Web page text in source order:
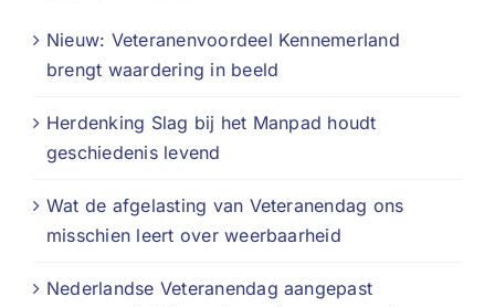
Nieuw: Veteranenvoordeel Kennemerland
brengt waardering in beeld
Herdenking Slag bij het Manpad houdt
geschiedenis levend
Wat de afgelasting van Veteranendag ons
misschien leert over weerbaarheid
Nederlandse Veteranendag aangepast